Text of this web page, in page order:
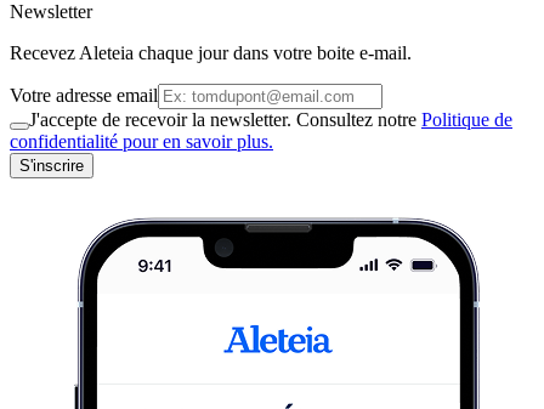
Newsletter
Recevez Aleteia chaque jour dans votre boite e-mail.
Votre adresse email
J'accepte de recevoir la newsletter. Consultez notre Politique de
confidentialité pour en savoir plus.
S'inscrire